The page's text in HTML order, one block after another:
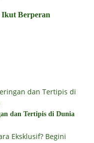
Berperan
dan Tertipis di Dunia